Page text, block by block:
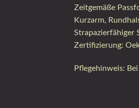
Zeitgemäße
Kurzarm,
Strapazierfähiger
Zertifizierung:
Pflegehinweis: